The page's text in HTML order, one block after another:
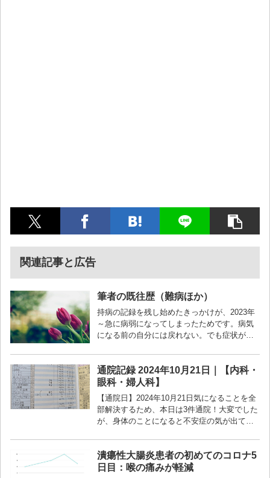
関連記事と広告
筆者の既往歴（難病ほか）
持病の記録を残し始めたきっかけが、2023年
～急に病弱になってしまったためです。病気
になる前の自分には戻れない。でも症状が軽
通院記録 2024年10月21日｜【内科・
眼科・婦人科】
【通院日】2024年10月21日気になることを全
部解決するため、本日は3件通院！大変でした
が、身体のことになると不安症の気が出てし
潰瘍性大腸炎患者の初めてのコロナ5
日目：喉の痛みが軽減